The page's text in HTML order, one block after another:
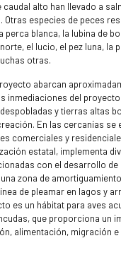
caudal alto han llevado a
Otras especies de peces
perca blanca, la lubina de
el lucio, el pez luna, la
otras.
abarcan
inmediaciones del
y tierras altas
En las cercanías se
comerciales y
estatal, implementa
con el desarrollo de
zona de
de pleamar en lagos y
es un hábitat para aves
que proporciona un
alimentación, migración e